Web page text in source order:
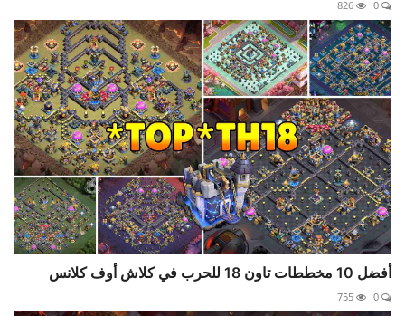
أفضل 10 مخططات تاون 18 للحرب في كلاش أوف كلانس